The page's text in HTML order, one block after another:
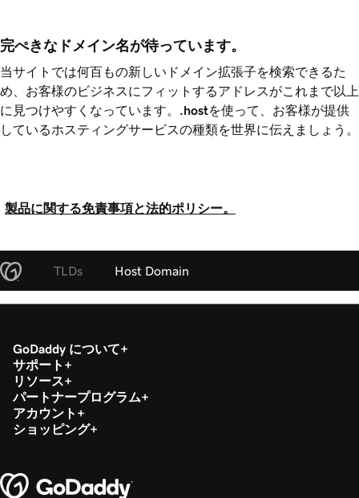
完ぺきなドメイン名が待っています。
当サイトでは何百もの新しいドメイン拡張子を検索できるた
め、お客様のビジネスにフィットするアドレスがこれまで以上
に見つけやすくなっています。
.hostを使って、お客様が提供
しているホスティングサービスの種類を世界に伝えましょう。
製品に関する免責事項と法的ポリシー。
TLDs Host Domain
GoDaddy について
サポート
リソース
パートナープログラム
アカウント
ショッピング